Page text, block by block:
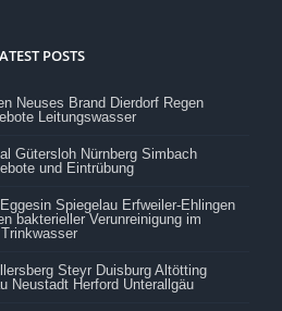
POSTS
Neuses Brand Dierdorf Regen
Leitungswasser
Gütersloh Nürnberg Simbach
und Eintrübung
Spiegelau Erfweiler-Ehlingen
bakterieller Verunreinigung im
Trinkwasser
Steyr Duisburg Altötting
Neustadt Herford Unterallgäu